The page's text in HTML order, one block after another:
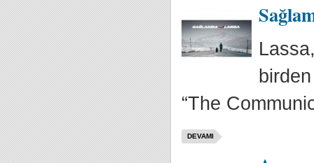
“The
DEVAMI